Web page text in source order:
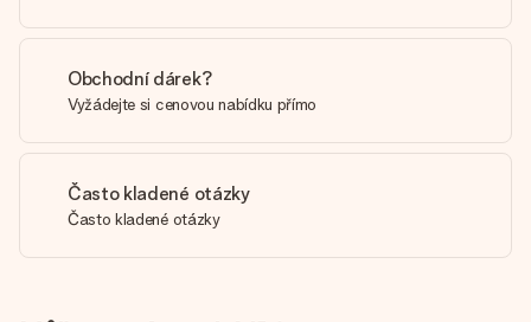
Obchodní dárek?
Vyžádejte si cenovou nabídku přímo
Často kladené otázky
Často kladené otázky